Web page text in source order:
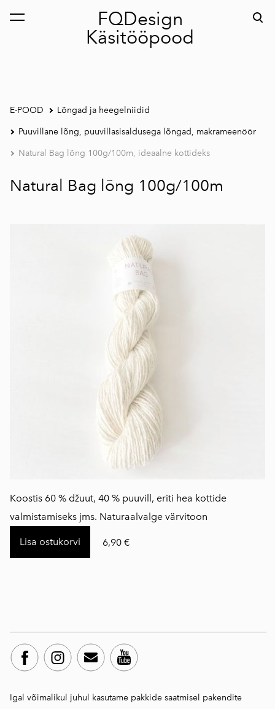
FQDesign
Käsitööpood
lisati ostukorvi. Vaata ostukorvi
E-POOD Lõngad ja heegelniidid
Puuvillane lõng, puuvillasisaldusega lõngad, makrameenöör
Natural Bag lõng 100g/100m, ideaalne kottideks
Natural Bag lõng 100g/100m
Koostis 60 % džuut, 40 % puuvill, eriti hea kottide
valmistamiseks jms. Naturaalvalge värvitoon
Lisa ostukorvi 6,90 €
Igal võimalikul juhul kasutame pakkide saatmisel pakendite